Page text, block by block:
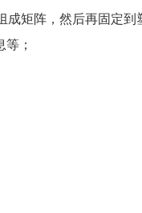
矩阵，然后再固定到
息等；